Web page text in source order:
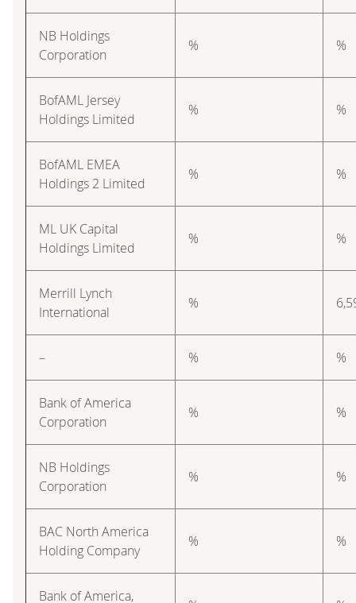
NB Holdings
Corporation
% %
BofAML Jersey
Holdings Limited
% %
BofAML EMEA
Holdings 2 Limited
% %
ML UK Capital
Holdings Limited
% %
Merrill Lynch
International
%
– % %
Bank of America
Corporation
% %
NB Holdings
Corporation
% %
BAC North America
Holding Company
% %
Bank of America,